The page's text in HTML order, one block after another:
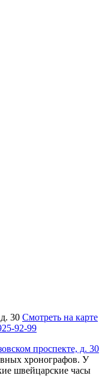
30 Смотреть на карте
92-99
проспекте, д. 30
хронографов. У
швейцарские часы